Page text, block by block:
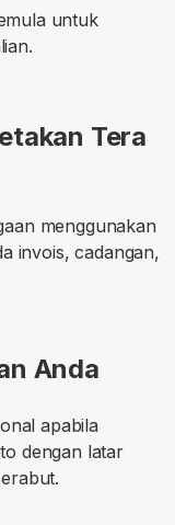
untuk
Tera
menggunakan
invois, cadangan,
Anda
apabila
dengan latar